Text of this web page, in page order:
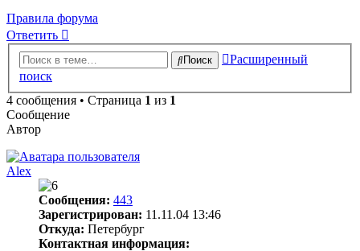
Правила форума
Ответить
Поиск
Расширенный
поиск
4 сообщения • Страница 1 из 1
Сообщение
Автор
Alex
Сообщения: 443
Зарегистрирован: 11.11.04 13:46
Откуда: Петербург
Контактная информация: